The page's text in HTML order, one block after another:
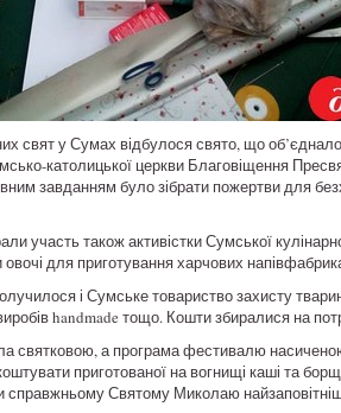
свят у Сумах відбулося свято, що
католицької церкви Благовіщення
завданням було зібрати пожертви для
участь також активістки Сумської
овочі для приготування харчових
і Сумське товариство захисту
handmade тощо. Кошти збиралися на
святковою, а програма фестивалю
приготованої на вогнищі каші та
справжньому Святому Миколаю